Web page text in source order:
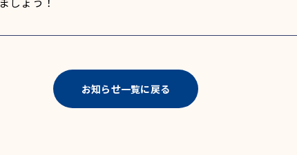
お知らせ一覧に戻る